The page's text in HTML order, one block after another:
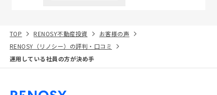
TOP RENOSY不動産投資
お客様の声
RENOSY（リノシー）の評判・口コミ
運用している社員の方が決め手